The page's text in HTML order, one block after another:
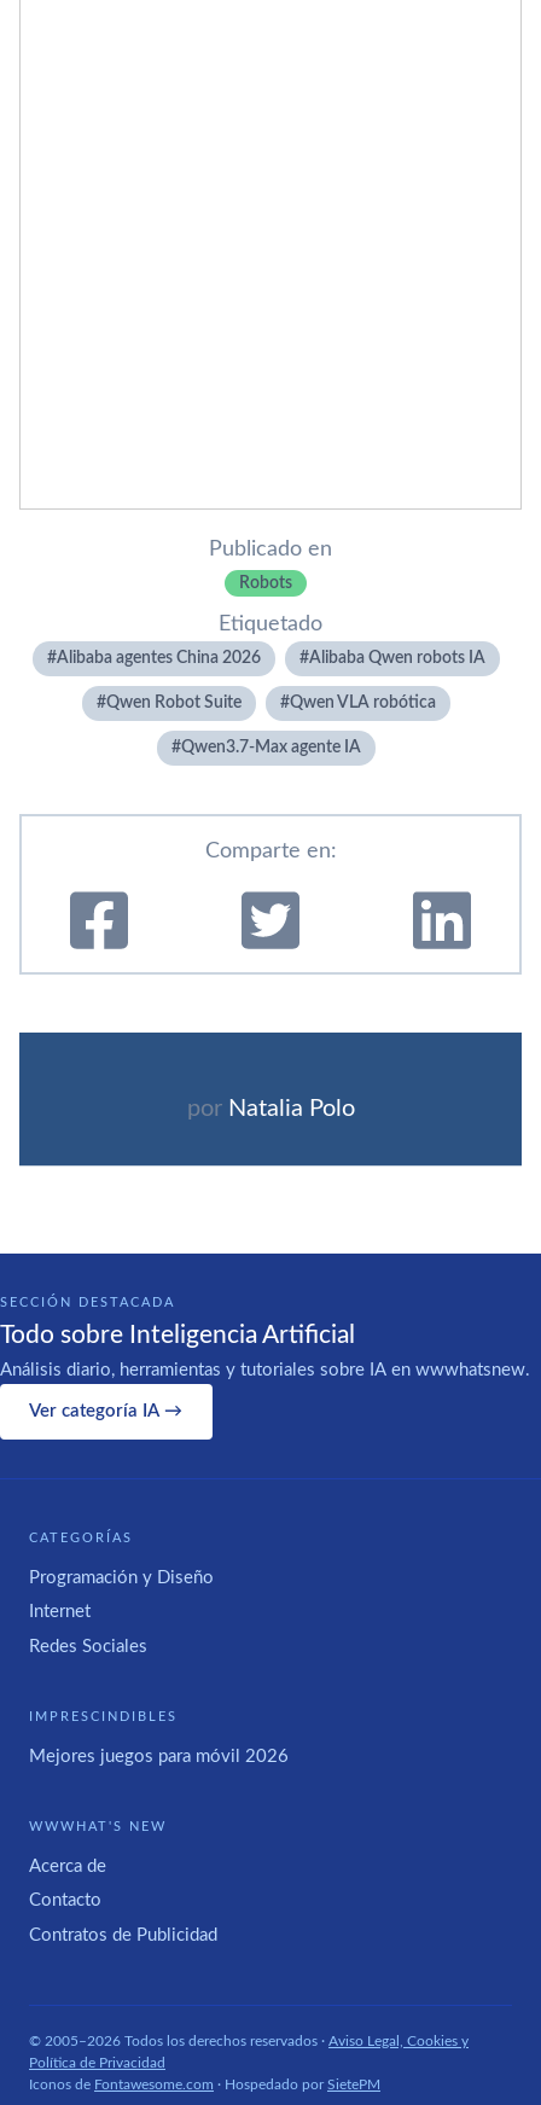
Publicado en
Robots
Etiquetado
Alibaba agentes China 2026 Alibaba Qwen robots IA
Qwen Robot Suite Qwen VLA robótica
Qwen3.7-Max agente IA
Comparte en:
por Natalia Polo
SECCIÓN DESTACADA
Todo sobre Inteligencia Artificial
Análisis diario, herramientas y tutoriales sobre IA en wwwhatsnew.
Ver categoría IA →
CATEGORÍAS
Programación y Diseño
Internet
Redes Sociales
IMPRESCINDIBLES
Mejores juegos para móvil 2026
WWWHAT'S NEW
Acerca de
Contacto
Contratos de Publicidad
© 2005–2026 Todos los derechos reservados · Aviso Legal, Cookies y
Política de Privacidad
Iconos de Fontawesome.com · Hospedado porSietePM